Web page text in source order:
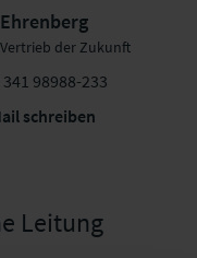
der Zukunft
341 98988-233
schreiben
Leitung